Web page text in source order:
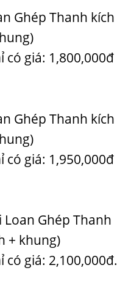
Ghép Thanh kích
có giá: 1,800,000đ
Ghép Thanh kích
có giá: 1,950,000đ
Ghép Thanh
+ khung)
giá: 2,100,000đ.